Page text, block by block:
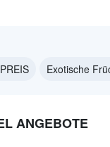
Exotische
ANGEBOTE B